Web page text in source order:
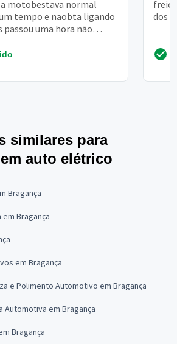
motobestava normal
tempo e naobta ligando
uma hora não
freio
dos
similares para
auto elétrico
Bragança
Bragança
em Bragança
e Polimento Automotivo em Bragança
Automotiva em Bragança
Bragança